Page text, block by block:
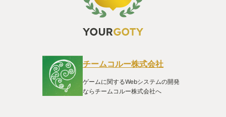
チームコルー株式会社
ゲームに関するWebシステムの開発
ならチームコルー株式会社へ